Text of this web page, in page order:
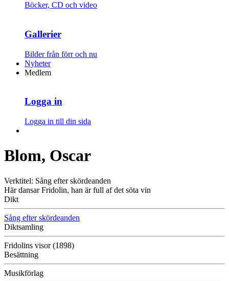
Böcker, CD och video
Gallerier
Bilder från förr och nu
Nyheter
Medlem
Logga in
Logga in till din sida
Blom, Oscar
Verktitel: Sång efter skördeanden
Här dansar Fridolin, han är full af det söta vin
Dikt
Sång efter skördeanden
Diktsamling
Fridolins visor (1898)
Besättning
Musikförlag